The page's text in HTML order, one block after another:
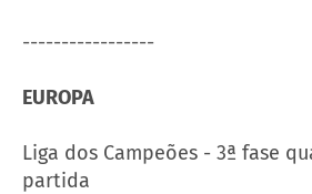
-----------------
EUROPA
Liga dos Campeões - 3ª fase
partida